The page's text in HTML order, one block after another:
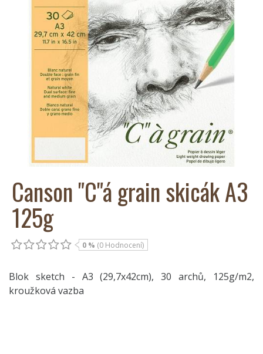
Canson "C"á grain skicák A3
125g
0 % (0 Hodnocení)
Blok sketch - A3 (29,7x42cm), 30 archů, 125g/m2,
kroužková vazba